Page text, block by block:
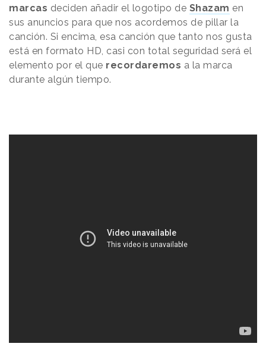
marcas deciden añadir el logotipo de Shazam en
sus anuncios para que nos acordemos de pillar la
canción. Si encima, esa canción que tanto nos gusta
está en formato HD, casi con total seguridad será el
elemento por el que recordaremos a la marca
durante algún tiempo.